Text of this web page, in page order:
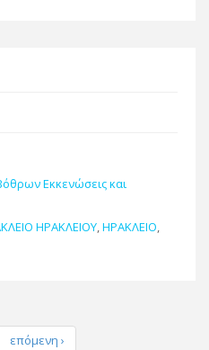
Εκκενώσεις και
ΗΡΑΚΛΕΙΟΥ,ΗΡΑΚΛΕΙΟ,
επόμενη ›